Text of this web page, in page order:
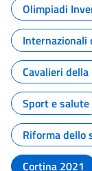
Olimpiadi
Internazionali
Cavalieri
Sport e salute
Riforma dello
Cortina 2021